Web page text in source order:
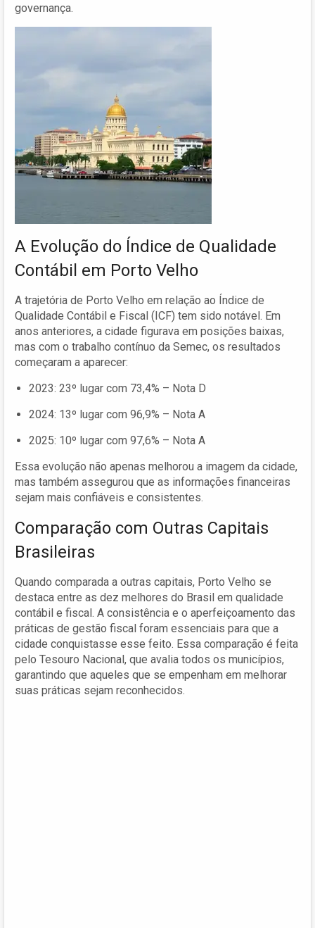
governança.
A Evolução do Índice de Qualidade
Contábil em Porto Velho
A trajetória de Porto Velho em relação ao Índice de
Qualidade Contábil e Fiscal (ICF) tem sido notável. Em
anos anteriores, a cidade figurava em posições baixas,
mas com o trabalho contínuo da Semec, os resultados
começaram a aparecer:
2023: 23º lugar com 73,4% – Nota D
2024: 13º lugar com 96,9% – Nota A
2025: 10º lugar com 97,6% – Nota A
Essa evolução não apenas melhorou a imagem da cidade,
mas também assegurou que as informações financeiras
sejam mais confiáveis e consistentes.
Comparação com Outras Capitais
Brasileiras
Quando comparada a outras capitais, Porto Velho se
destaca entre as dez melhores do Brasil em qualidade
contábil e fiscal. A consistência e o aperfeiçoamento das
práticas de gestão fiscal foram essenciais para que a
cidade conquistasse esse feito. Essa comparação é feita
pelo Tesouro Nacional, que avalia todos os municípios,
garantindo que aqueles que se empenham em melhorar
suas práticas sejam reconhecidos.